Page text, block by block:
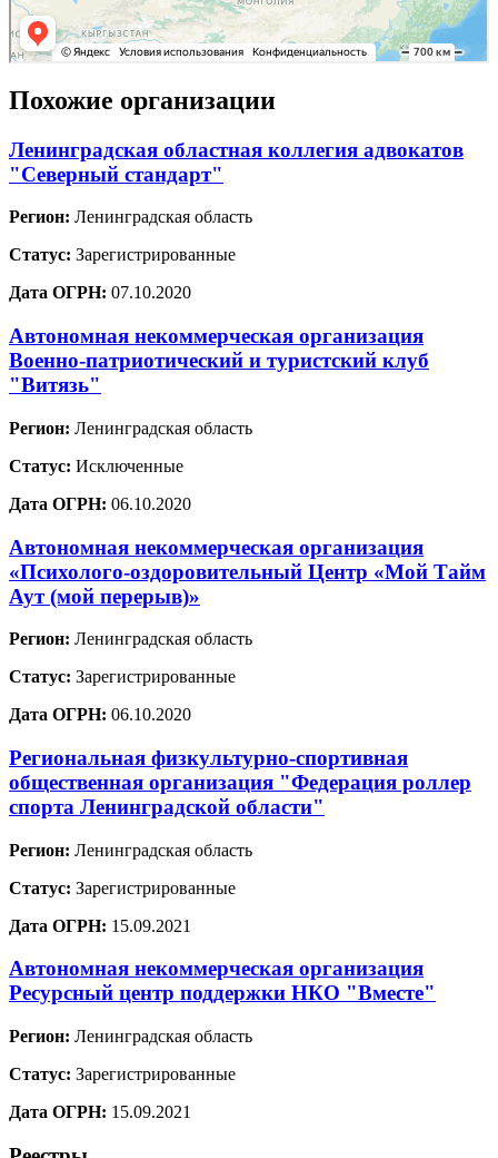
Похожие организации
Ленинградская областная коллегия адвокатов
"Северный стандарт"
Регион: Ленинградская область
Статус: Зарегистрированные
Дата ОГРН: 07.10.2020
Автономная некоммерческая организация
Военно-патриотический и туристский клуб
"Витязь"
Регион: Ленинградская область
Статус: Исключенные
Дата ОГРН: 06.10.2020
Автономная некоммерческая организация
«Психолого-оздоровительный Центр «Мой Тайм
Аут (мой перерыв)»
Регион: Ленинградская область
Статус: Зарегистрированные
Дата ОГРН: 06.10.2020
Региональная физкультурно-спортивная
общественная организация "Федерация роллер
спорта Ленинградской области"
Регион: Ленинградская область
Статус: Зарегистрированные
Дата ОГРН: 15.09.2021
Автономная некоммерческая организация
Ресурсный центр поддержки НКО "Вместе"
Регион: Ленинградская область
Статус: Зарегистрированные
Дата ОГРН: 15.09.2021